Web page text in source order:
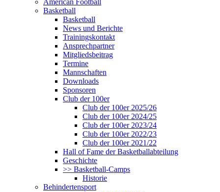
American Football
Basketball
Basketball
News und Berichte
Trainingskontakt
Ansprechpartner
Mitgliedsbeitrag
Termine
Mannschaften
Downloads
Sponsoren
Club der 100er
Club der 100er 2025/26
Club der 100er 2024/25
Club der 100er 2023/24
Club der 100er 2022/23
Club der 100er 2021/22
Hall of Fame der Basketballabteilung
Geschichte
>> Basketball-Camps
Historie
Behindertensport